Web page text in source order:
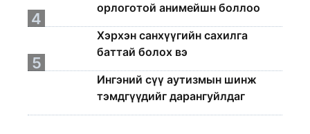
орлоготой анимейшн боллоо
4
Хэрхэн санхүүгийн сахилга
баттай болох вэ
5
Ингэний сүү аутизмын шинж
тэмдгүүдийг дарангуйлдаг